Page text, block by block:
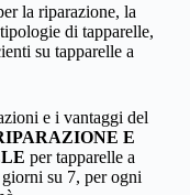
la riparazione, la
di tapparelle,
su tapparelle a
e i vantaggi del
E
per tapparelle a
su 7, per ogni